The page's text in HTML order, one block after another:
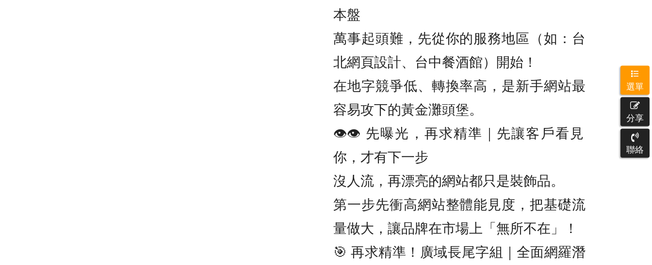
本盤
萬事起頭難，先從你的服務地區（如：台
北網頁設計、台中餐酒館）開始！
在地字競爭低、轉換率高，是新手網站最
容易攻下的黃金灘頭堡。
👁️‍👁️‍ 先曝光，再求精準｜先讓客戶看見
你，才有下一步
沒人流，再漂亮的網站都只是裝飾品。
第一步先衝高網站整體能見度，把基礎流
量做大，讓品牌在市場上「無所不在」！
🎯 再求精準！廣域長尾字組｜全面網羅潛
選單
分享
聯絡